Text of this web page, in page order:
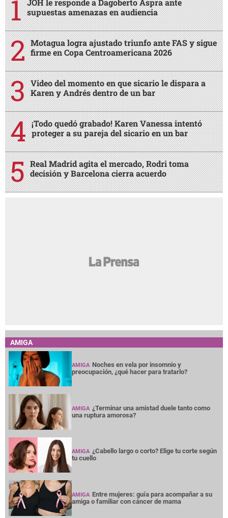
supuestas amenazas en audiencia
Motagua logra ajustado triunfo ante FAS y sigue
firme en Copa Centroamericana 2026
Video del momento en que sicario le dispara a
Karen y Andrés dentro de un bar
¡Todo quedó grabado! Karen Vanessa intentó
proteger a su pareja del sicario en un bar
Real Madrid agita el mercado, Rodri toma
decisión y Barcelona cierra acuerdo
AMIGA
AMIGA Noches en vela por insomnio y
preocupación, ¿qué hacer para tratarlo?
AMIGA ¿Terminar una amistad duele tanto como
una ruptura amorosa?
AMIGA ¿Cabello largo o corto? Elige tu corte según
tu cuello
AMIGA Entre mujeres: guía para acompañar a su
amiga o familiar con cáncer de mama